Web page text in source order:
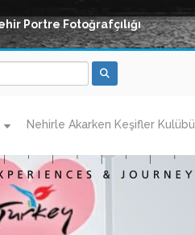
Portre Fotoğrafçılığı
Nehirle Akarken Keşifler Kulübü